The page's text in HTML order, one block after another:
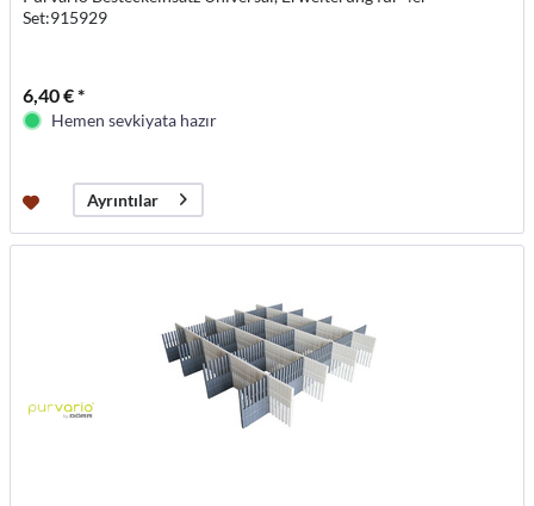
Set:915929
6,40 € *
Hemen sevkiyata hazır
Ayrıntılar